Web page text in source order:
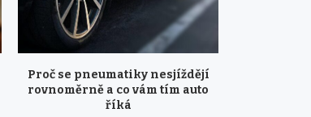
Proč se pneumatiky nesjíždějí
rovnoměrně a co vám tím auto
říká